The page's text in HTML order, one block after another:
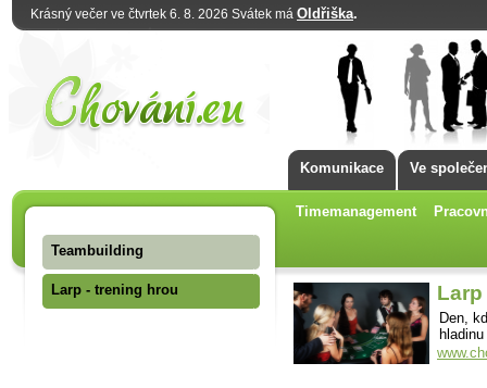
Krásný večer ve čtvrtek 6. 8. 2026 Svátek má Oldřiška.
Komunikace Ve
Timemanagement
Teambuilding
Larp - trening hrou
Den,